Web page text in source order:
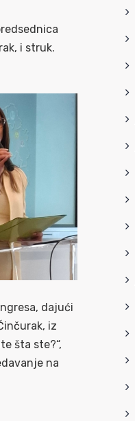
i struk.
dajući
iz
šta ste?“,
na